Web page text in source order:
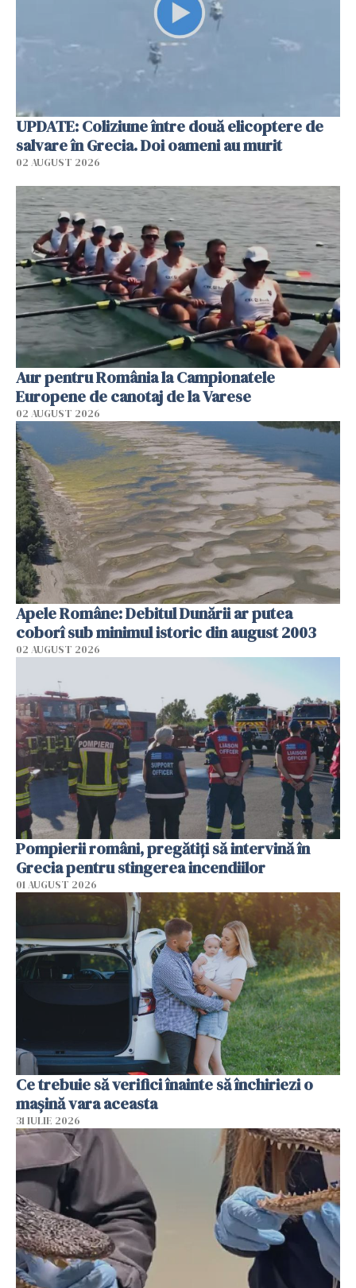
UPDATE: Coliziune între două elicoptere de
salvare în Grecia. Doi oameni au murit
02 AUGUST 2026
Aur pentru România la Campionatele
Europene de canotaj de la Varese
02 AUGUST 2026
Apele Române: Debitul Dunării ar putea
coborî sub minimul istoric din august 2003
02 AUGUST 2026
Pompierii români, pregătiţi să intervină în
Grecia pentru stingerea incendiilor
01 AUGUST 2026
Ce trebuie să verifici înainte să închiriezi o
mașină vara aceasta
31 IULIE 2026